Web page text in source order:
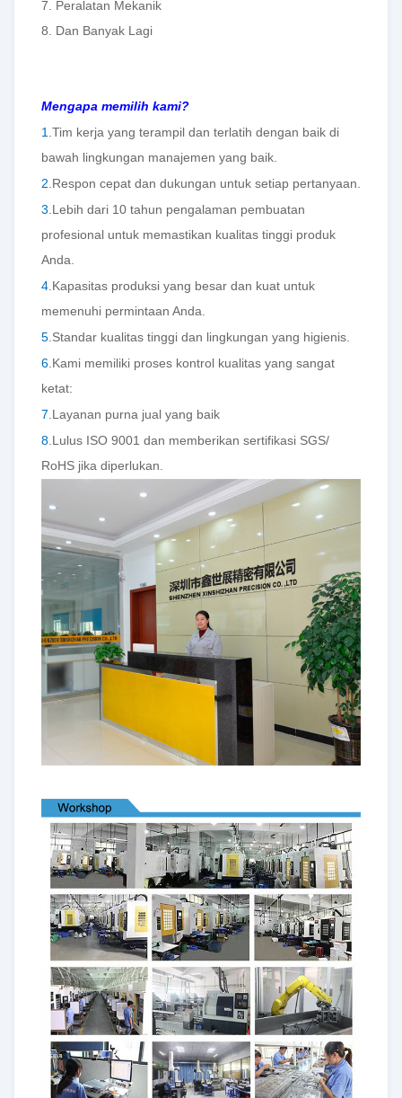
7. Peralatan Mekanik
8. Dan Banyak Lagi
Mengapa memilih kami?
1 .Tim kerja yang terampil dan terlatih dengan baik di
bawah lingkungan manajemen yang baik.
2 .Respon cepat dan dukungan untuk setiap pertanyaan.
3 .Lebih dari 10 tahun pengalaman pembuatan
profesional untuk memastikan kualitas tinggi produk
Anda.
4 .Kapasitas produksi yang besar dan kuat untuk
memenuhi permintaan Anda.
5 .Standar kualitas tinggi dan lingkungan yang higienis.
6 .Kami memiliki proses kontrol kualitas yang sangat
ketat:
7 .Layanan purna jual yang baik
8 .Lulus ISO 9001 dan memberikan sertifikasi SGS/
RoHS jika diperlukan.